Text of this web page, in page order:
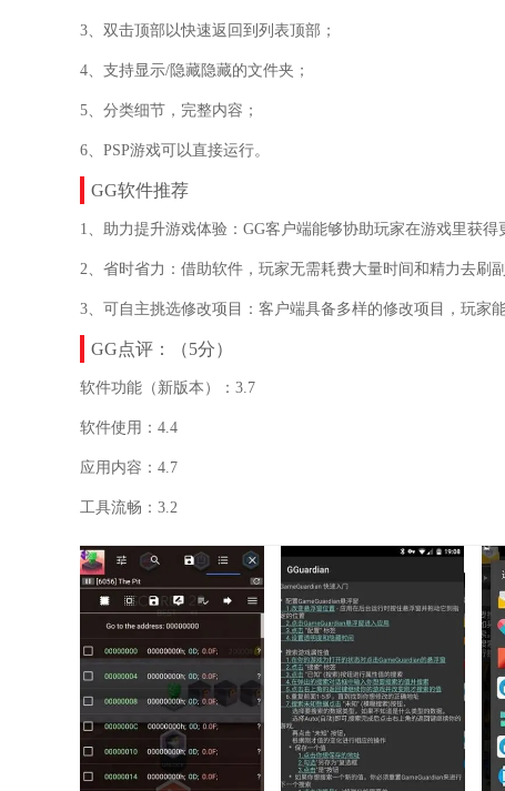
3、双击顶部以快速返回到列表顶部；
4、支持显示/隐藏隐藏的文件夹；
5、分类细节，完整内容；
6、PSP游戏可以直接运行。
GG软件推荐
1、助力提升游戏体验：GG客户端能够协助玩家在游戏里获得
2、省时省力：借助软件，玩家无需耗费大量时间和精力去刷
3、可自主挑选修改项目：客户端具备多样的修改项目，玩家
GG点评：（5分）
软件功能（新版本）：3.7
软件使用：4.4
应用内容：4.7
工具流畅：3.2